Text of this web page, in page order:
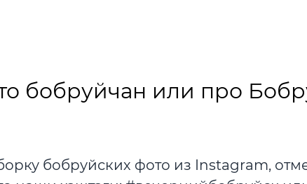
бобруйчан или про
бобруйских фото из Instagram,